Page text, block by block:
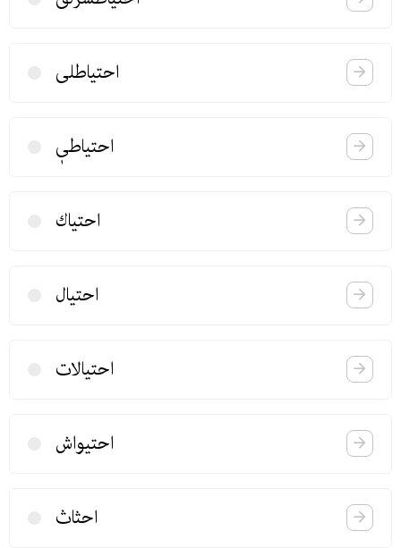
احتیاطلی
احتیاطیٖ
احتیاك
احتیال
احتیالات
احتیواش
احثاث